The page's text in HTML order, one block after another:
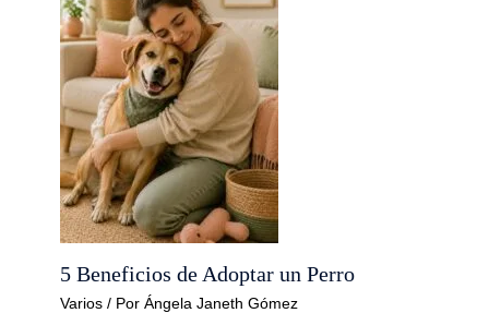
5 Beneficios de Adoptar un Perro
Varios/ Por Ángela Janeth Gómez